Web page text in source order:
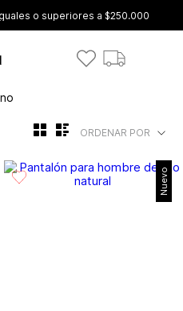
o superiores a $250.000
ORDENAR POR
Nuevo